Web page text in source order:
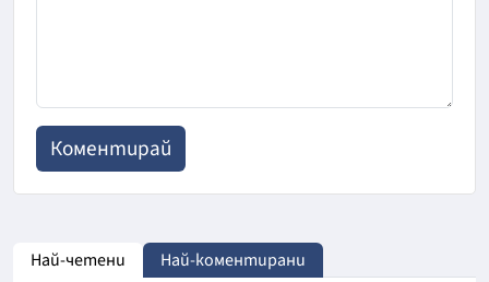
Най-четени Най-коментирани